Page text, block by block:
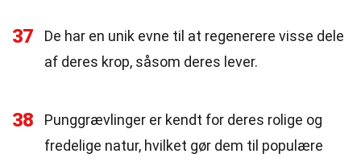
37
De har en unik evne til at regenerere visse dele
af deres krop, såsom deres lever.
38
Punggrævlinger er kendt for deres rolige og
fredelige natur, hvilket gør dem til populære